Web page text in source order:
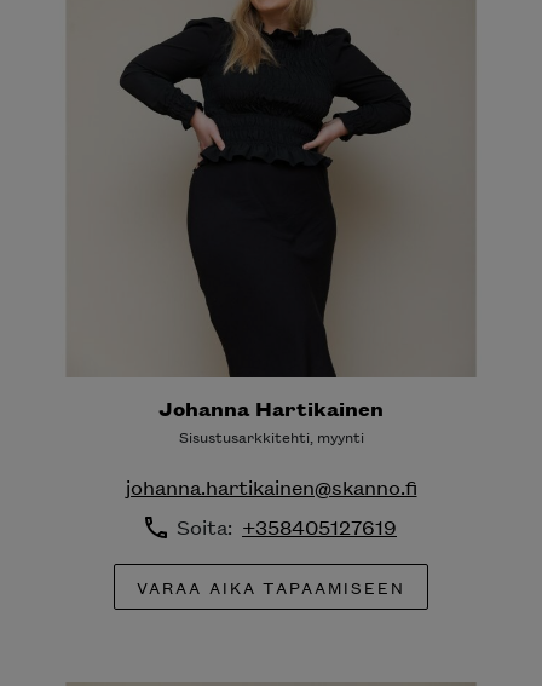
Johanna Hartikainen
Sisustusarkkitehti, myynti
johanna.hartikainen@skanno.fi
Soita: +358405127619
VARAA AIKA TAPAAMISEEN